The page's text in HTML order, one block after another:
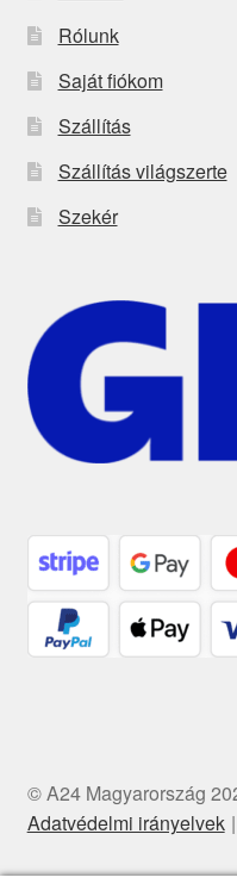
Rólunk
Saját fiókom
Szállítás
Szállítás világszerte
Szekér
© A24 Magyarország
Adatvédelmi irányelvek